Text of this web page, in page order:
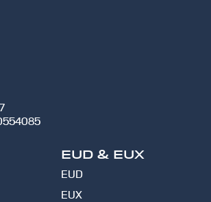
EUD & EUX
EUD
EUX